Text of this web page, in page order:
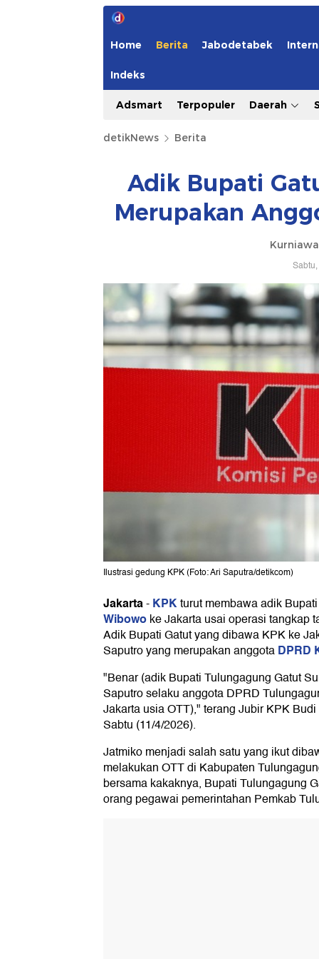
Home Berita Jabodetabek
Indeks
Adsmart Terpopuler Daerah
detikNews Berita
Adik Bupati
Merupakan
Ilustrasi gedung KPK (Foto: Ari Saputra/detikcom)
Jakarta-KPKturut membawa adik
Wibowoke Jakarta usai operasi tangkap
Adik Bupati Gatut yang dibawa KPK ke
Saputro yang merupakan anggotaDPRD
"Benar (adik Bupati Tulungagung Gatut
Saputro selaku anggota DPRD
Jakarta usia OTT)," terang Jubir KPK
Sabtu (11/4/2026).
Jatmiko menjadi salah satu yang ikut
melakukan OTT di Kabupaten
bersama kakaknya, Bupati Tulungagung
orang pegawai pemerintahan Pemkab